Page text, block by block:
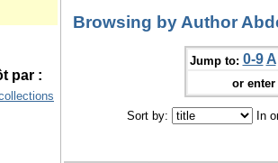
par :
Browsing by Author
Jump to: 0-9 A
or
Sort by: In